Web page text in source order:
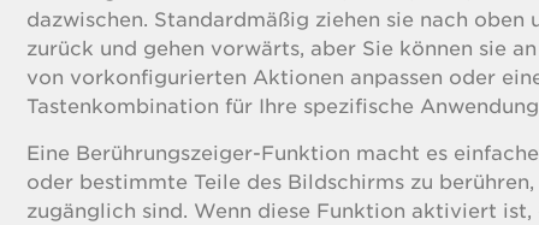
dazwischen. Standardmäßig ziehen sie nach oben
zurück und gehen vorwärts, aber Sie können sie
von vorkonfigurierten Aktionen anpassen oder
Tastenkombination für Ihre spezifische
Eine Berührungszeiger-Funktion macht es
oder bestimmte Teile des Bildschirms zu
zugänglich sind. Wenn diese Funktion aktiviert ist,